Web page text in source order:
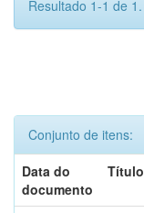
Resultado 1-1 de 1.
Conjunto de itens:
Data do
documento
Título